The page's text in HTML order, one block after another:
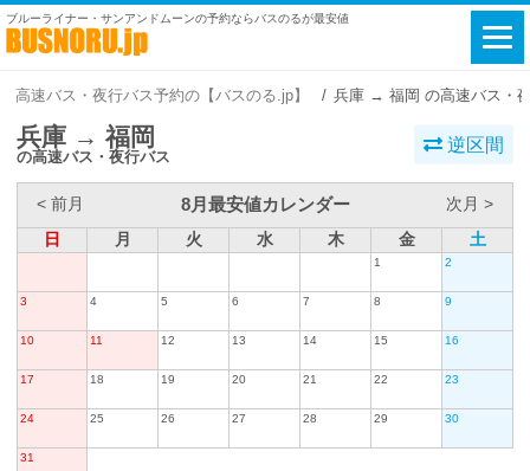
ブルーライナー・サンアンドムーンの予約ならバスのるが最安値
高速バス・夜行バス予約の【バスのる.jp】 兵庫 → 福岡 の高速バス・
兵庫 → 福岡
の高速バス・夜行バス
逆区間
< 前月 8月最安値カレンダー
次月 >
日
月 火 水 木 金 土
1 2
3 4 5 6 7 8 9
10 11 12 13 14 15 16
17 18 19 20 21 22 23
24 25 26 27 28 29 30
31